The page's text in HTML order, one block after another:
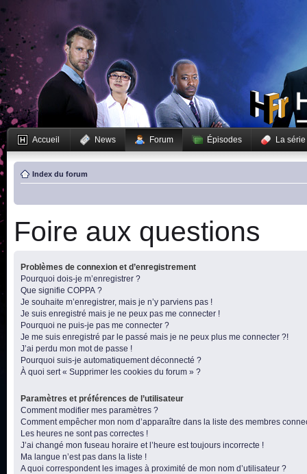
Accueil News Forum Épisodes La série
Index du forum
Foire aux questions
Problèmes de connexion et d’enregistrement
Pourquoi dois-je m’enregistrer ?
Que signifie COPPA ?
Je souhaite m’enregistrer, mais je n’y parviens pas !
Je suis enregistré mais je ne peux pas me connecter !
Pourquoi ne puis-je pas me connecter ?
Je me suis enregistré par le passé mais je ne peux plus me connecter ?!
J’ai perdu mon mot de passe !
Pourquoi suis-je automatiquement déconnecté ?
À quoi sert « Supprimer les cookies du forum » ?
Paramètres et préférences de l’utilisateur
Comment modifier mes paramètres ?
Comment empêcher mon nom d’apparaître dans la liste des membres
Les heures ne sont pas correctes !
J’ai changé mon fuseau horaire et l’heure est toujours incorrecte !
Ma langue n’est pas dans la liste !
A quoi correspondent les images à proximité de mon nom d’utilisateur ?